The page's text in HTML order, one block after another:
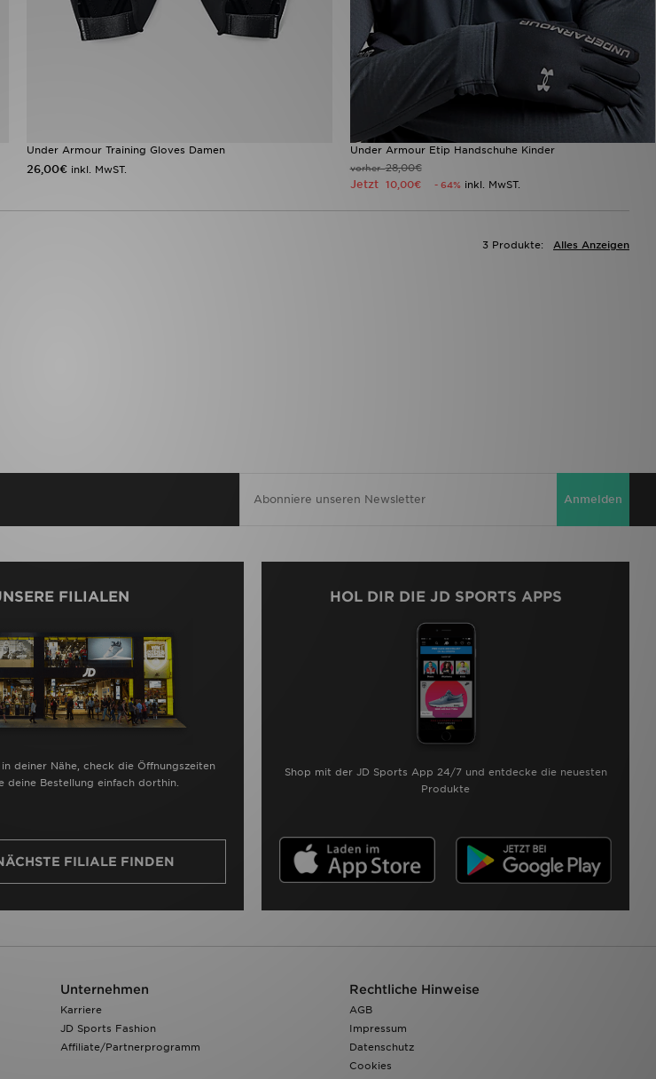
Under Armour Training Gloves Damen
26,00€ inkl. MwST.
Under Armour Etip Handschuhe Kinder
vorher28,00€
Jetzt 10,00€ - 64% inkl. MwST.
Alles Anzeigen
3 Produkte:
Anmelden
FILIALEN
deiner Nähe, check die Öffnungszeiten
deine Bestellung einfach dorthin.
FILIALE FINDEN
HOL DIR DIE JD SPORTS APPS
Shop mit der JD Sports App 24/7 und entdecke die neuesten
Produkte
Unternehmen
Karriere
JD Sports Fashion
Affiliate/Partnerprogramm
Rechtliche Hinweise
AGB
Impressum
Datenschutz
Cookies